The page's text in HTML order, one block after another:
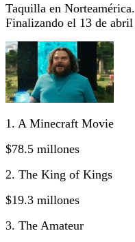
Taquilla en Norteamérica.
Finalizando el 13 de abril
1. A Minecraft Movie
$78.5 millones
2. The King of Kings
$19.3 millones
3. The Amateur